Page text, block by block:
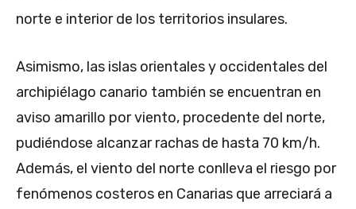
norte e interior de los territorios insulares.
Asimismo, las islas orientales y occidentales del
archipiélago canario también se encuentran en
aviso amarillo por viento, procedente del norte,
pudiéndose alcanzar rachas de hasta 70 km/h.
Además, el viento del norte conlleva el riesgo por
fenómenos costeros en Canarias que arreciará a